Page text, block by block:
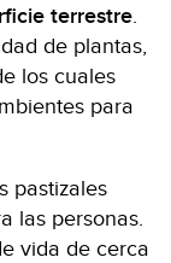
terrestre.
de plantas,
los cuales
para
pastizales
las personas.
vida de cerca